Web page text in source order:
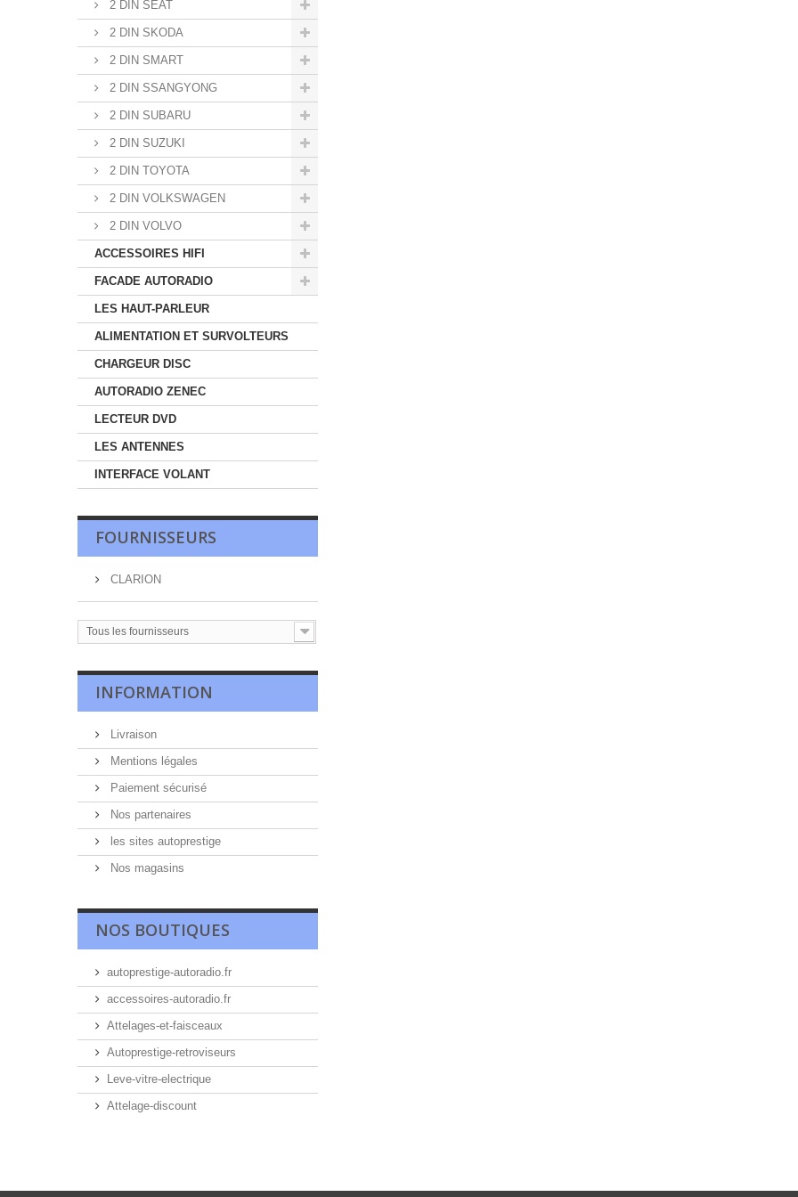
2 DIN SEAT
2 DIN SKODA
2 DIN SMART
2 DIN SSANGYONG
2 DIN SUBARU
2 DIN SUZUKI
2 DIN TOYOTA
2 DIN VOLKSWAGEN
2 DIN VOLVO
ACCESSOIRES HIFI
FACADE AUTORADIO
LES HAUT-PARLEUR
ALIMENTATION ET SURVOLTEURS
CHARGEUR DISC
AUTORADIO ZENEC
LECTEUR DVD
LES ANTENNES
INTERFACE VOLANT
FOURNISSEURS
CLARION
Tous les fournisseurs
INFORMATION
Livraison
Mentions légales
Paiement sécurisé
Nos partenaires
les sites autoprestige
Nos magasins
NOS BOUTIQUES
autoprestige-autoradio.fr
accessoires-autoradio.fr
Attelages-et-faisceaux
Autoprestige-retroviseurs
Leve-vitre-electrique
Attelage-discount